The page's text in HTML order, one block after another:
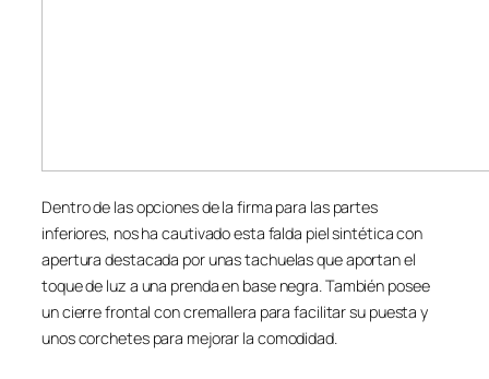
Dentro de las opciones de la firma para las partes
inferiores, nos ha cautivado esta falda piel sintética con
apertura destacada por unas tachuelas que aportan el
toque de luz a una prenda en base negra. También posee
un cierre frontal con cremallera para facilitar su puesta y
unos corchetes para mejorar la comodidad.